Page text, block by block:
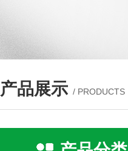
产品展示 / PRODUCTS